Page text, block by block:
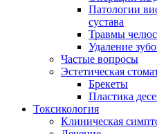
Патологии
сустава
Травмы
Удаление
Частые вопросы
Эстетическая
Брекеты
Пластика
Токсикология
Клиническая